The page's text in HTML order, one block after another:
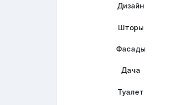
Дизайн
Шторы
Фасады
Дача
Туалет